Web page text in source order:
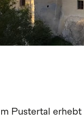
Pustertal